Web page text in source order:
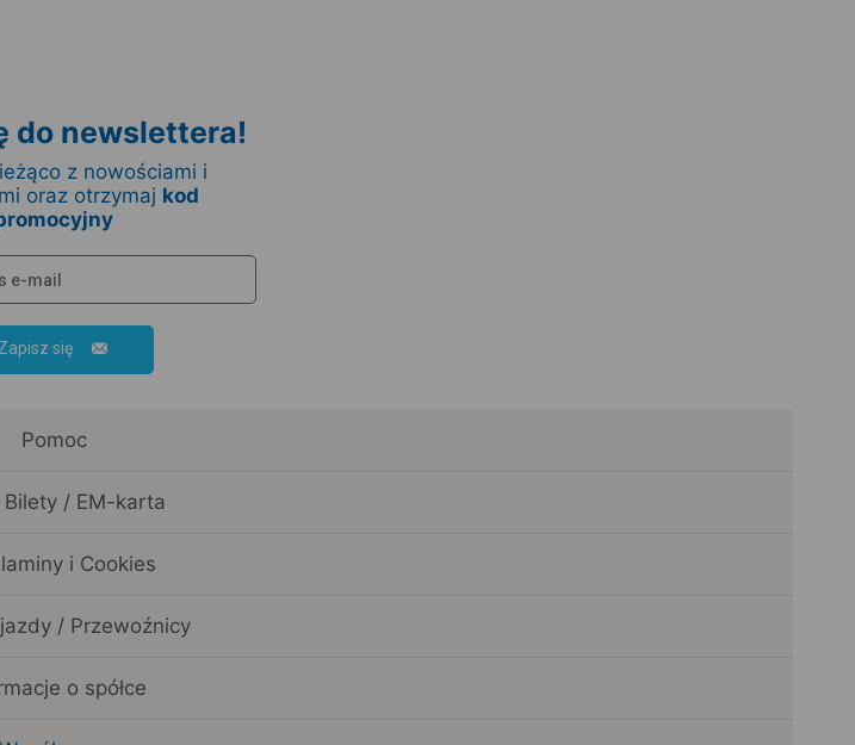
do newslettera!
z nowościami i
oraz otrzymaj kod
Zapisz się
Pomoc
Bilety / EM-karta
i Cookies
jazdy / Przewoźnicy
o spółce